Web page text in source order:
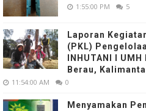
1:55:00 PM 5
Laporan
(PKL)
INHUTANI I
Berau,
11:54:00 AM 0
Menyamakan